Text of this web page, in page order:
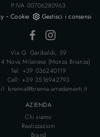
P.IVA 00706280963
-Cookie Gestisci i consensi
Via G. Garibaldi, 59
Nova Milanese (Monza Brianza)
Tel: +39 036240119
Cell: +39 3516942793
brenna@brenna-arredamenti.it
AZIENDA
Chi siamo
Realizzazioni
Brand